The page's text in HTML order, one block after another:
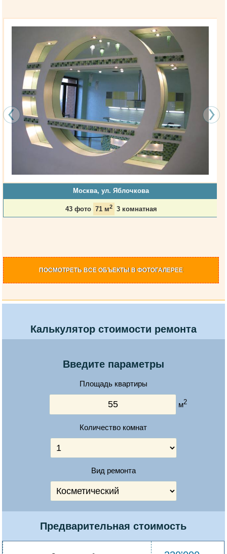
Москва, ул. Яблочкова
43 фото 71 м2 3 комнатная
ПОСМОТРЕТЬ ВСЕ ОБЪЕКТЫ В ФОТОГАЛЕРЕЕ
Калькулятор стоимости ремонта
Введите параметры
Площадь квартиры
м2
Количество комнат
Вид ремонта
Предварительная стоимость